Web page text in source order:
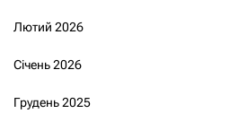
Лютий 2026
Січень 2026
Грудень 2025